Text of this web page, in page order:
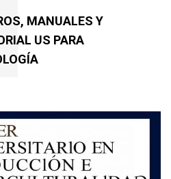
MANUALES Y
US PARA